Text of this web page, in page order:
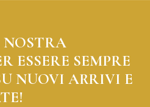
ESSERE SEMPRE
NUOVI ARRIVI E